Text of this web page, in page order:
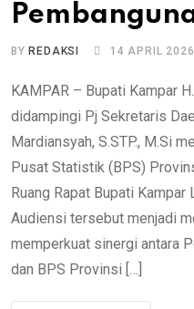
BY REDAKSI 14 APRIL 2026
KAMPAR – Bupati Kampar
didampingi Pj Sekretaris
Mardiansyah, S.STP., M.Si
Pusat Statistik (BPS)
Ruang Rapat Bupati
Audiensi tersebut menjadi
memperkuat sinergi antara
dan BPS Provinsi […]